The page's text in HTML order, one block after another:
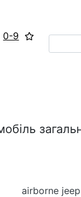
0-9
airborne jeep